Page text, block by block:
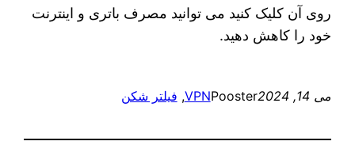
روی آن کلیک کنید می‌ توانید مصرف باتری و اینترنت
خود را کاهش دهید.
می 14, 2024 Pooster
VPN
, فیلتر شکن